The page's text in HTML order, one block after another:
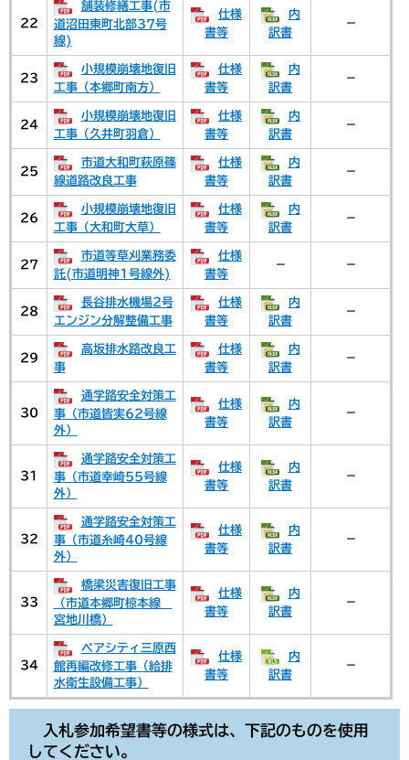
22
舗装修繕工事(市
道沼田東町北部37号
線)
仕様
書等
内
訳書
－
23
小規模崩壊地復旧
工事（本郷町南方）
仕様
書等
内
訳書
－
24
小規模崩壊地復旧
工事（久井町羽倉）
仕様
書等
内
訳書
－
25
市道大和町萩原篠
線道路改良工事
仕様
書等
内
訳書
－
26
小規模崩壊地復旧
工事（大和町大草）
仕様
書等
内
訳書
－
27
市道等草刈業務委
託(市道明神1号線外)
仕様
書等
－ －
28
長谷排水機場2号
エンジン分解整備工事
仕様
書等
内
訳書
－
29
高坂排水路改良工
事
仕様
書等
内
訳書
－
30
通学路安全対策工
事（市道皆実62号線
外）
仕様
書等
内
訳書
－
31
通学路安全対策工
事（市道幸崎55号線
外）
仕様
書等
内
訳書
－
32
通学路安全対策工
事（市道糸崎40号線
外）
仕様
書等
内
訳書
－
33
橋梁災害復旧工事
（市道本郷町椋本線
宮地川橋）
仕様
書等
内
訳書
－
34
ペアシティ三原西
館再編改修工事（給排
水衛生設備工事）
仕様
書等
内
訳書
－
入札参加希望書等の様式は、下記のものを使用
してください。